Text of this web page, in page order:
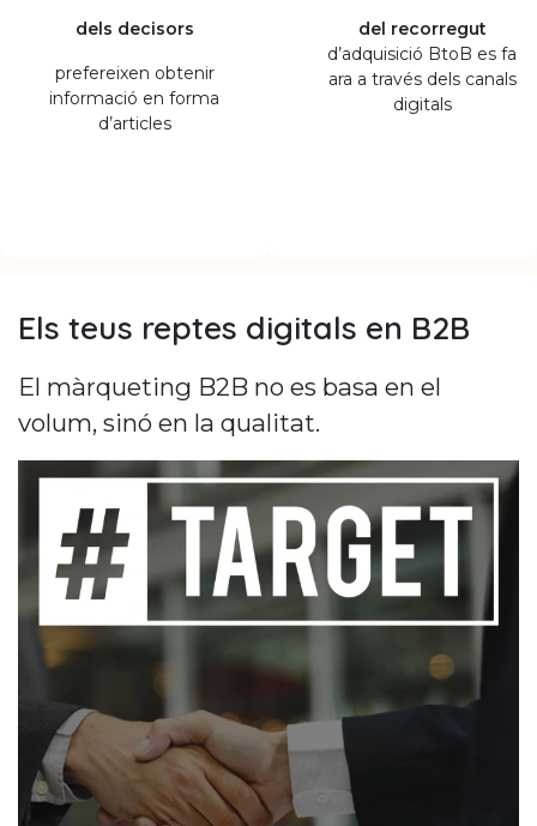
dels decisors
prefereixen obtenir
informació en forma
d’articles
del recorregut
d’adquisició BtoB es fa
ara a través dels canals
digitals
Els teus reptes digitals en B2B
El màrqueting B2B no es basa en el
volum, sinó en la qualitat.